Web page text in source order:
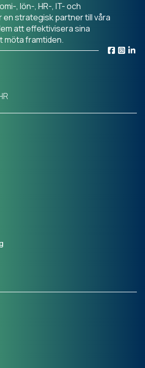
, lön-, HR-, IT- och
en strategisk partner till våra
att effektivisera sina
möta framtiden.